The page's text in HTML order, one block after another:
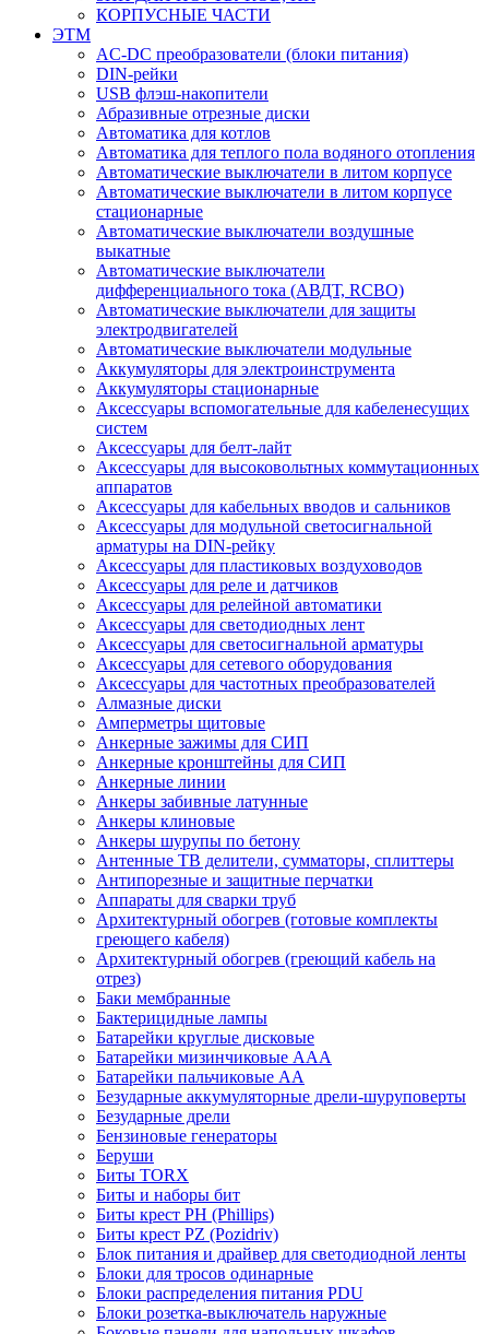
КОРПУСНЫЕ ЧАСТИ
ЭТМ
AC-DC преобразователи (блоки питания)
DIN-рейки
USB флэш-накопители
Абразивные отрезные диски
Автоматика для котлов
Автоматика для теплого пола водяного отопления
Автоматические выключатели в литом корпусе
Автоматические выключатели в литом корпусе
стационарные
Автоматические выключатели воздушные
выкатные
Автоматические выключатели
дифференциального тока (АВДТ, RCBO)
Автоматические выключатели для защиты
электродвигателей
Автоматические выключатели модульные
Аккумуляторы для электроинструмента
Аккумуляторы стационарные
Аксессуары вспомогательные для кабеленесущих
систем
Аксессуары для белт-лайт
Аксессуары для высоковольтных коммутационных
аппаратов
Аксессуары для кабельных вводов и сальников
Аксессуары для модульной светосигнальной
арматуры на DIN-рейку
Аксессуары для пластиковых воздуховодов
Аксессуары для реле и датчиков
Аксессуары для релейной автоматики
Аксессуары для светодиодных лент
Аксессуары для светосигнальной арматуры
Аксессуары для сетевого оборудования
Аксессуары для частотных преобразователей
Алмазные диски
Амперметры щитовые
Анкерные зажимы для СИП
Анкерные кронштейны для СИП
Анкерные линии
Анкеры забивные латунные
Анкеры клиновые
Анкеры шурупы по бетону
Антенные ТВ делители, сумматоры, сплиттеры
Антипорезные и защитные перчатки
Аппараты для сварки труб
Архитектурный обогрев (готовые комплекты
греющего кабеля)
Архитектурный обогрев (греющий кабель на
отрез)
Баки мембранные
Бактерицидные лампы
Батарейки круглые дисковые
Батарейки мизинчиковые ААА
Батарейки пальчиковые АА
Безударные аккумуляторные дрели-шуруповерты
Безударные дрели
Бензиновые генераторы
Беруши
Биты TORX
Биты и наборы бит
Биты крест PH (Phillips)
Биты крест PZ (Pozidriv)
Блок питания и драйвер для светодиодной ленты
Блоки для тросов одинарные
Блоки распределения питания PDU
Блоки розетка-выключатель наружные